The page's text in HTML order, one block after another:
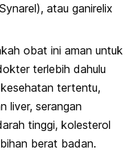
atau ganirelix
obat ini aman untuk
terlebih dahulu
tertentu,
liver, serangan
tinggi, kolesterol
berat badan.